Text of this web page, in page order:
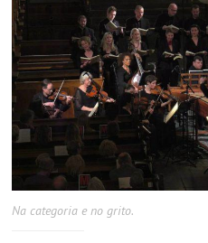
Na categoria e no grito.